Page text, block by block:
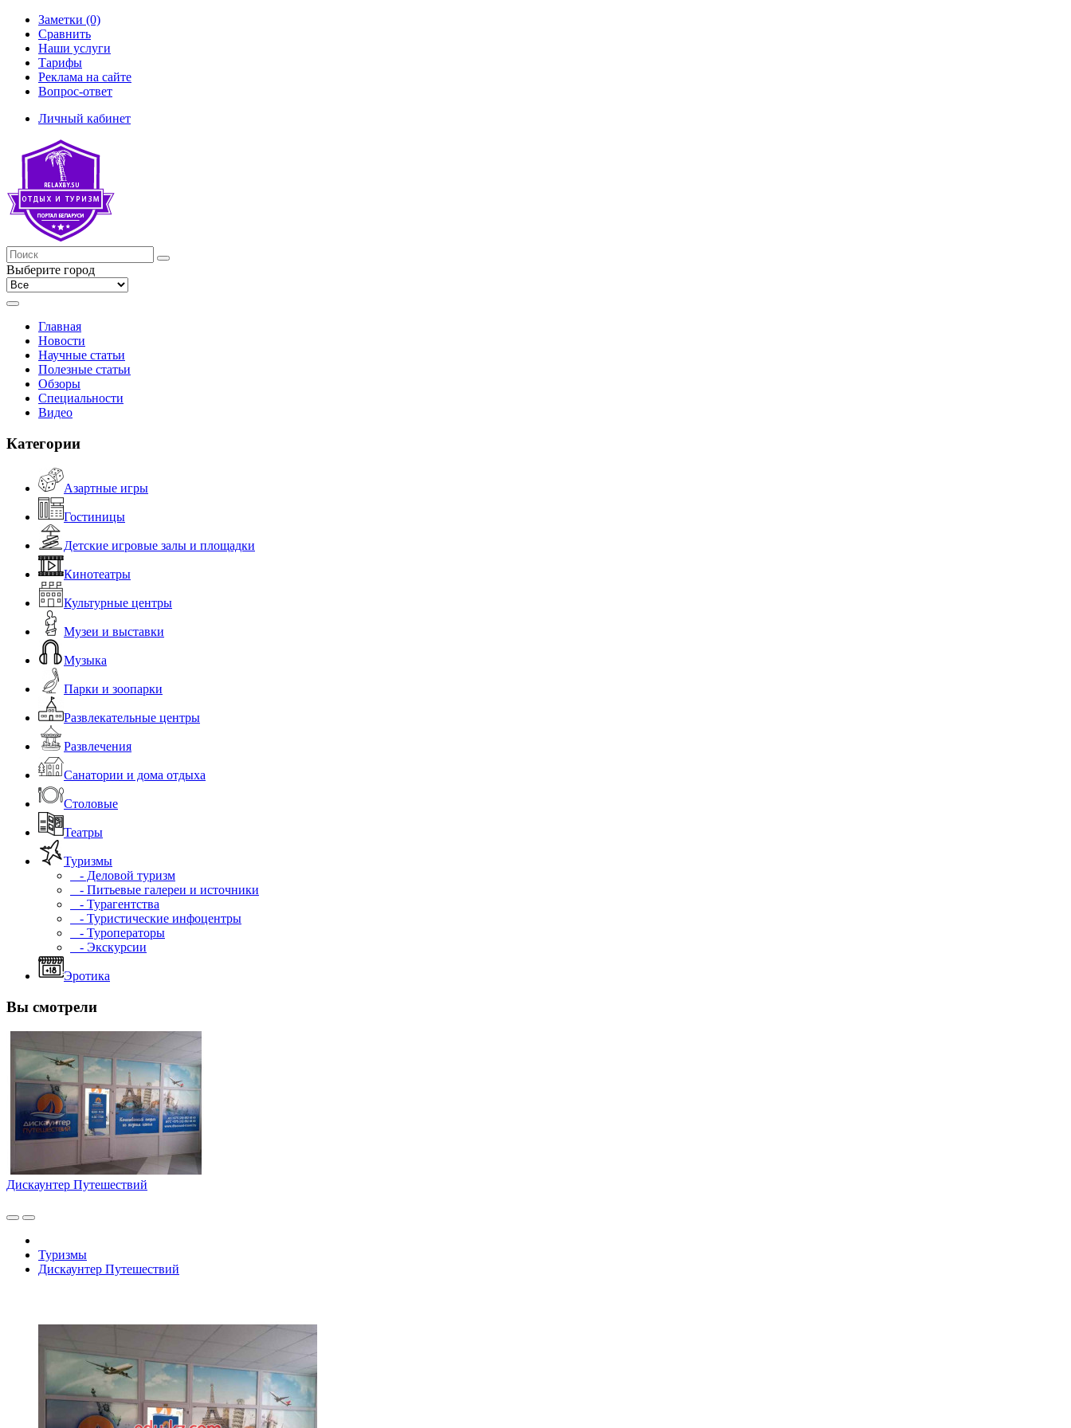
Заметки (0)
Сравнить
Наши услуги
Тарифы
Реклама на сайте
Вопрос-ответ
Личный кабинет
Выберите город
Главная
Новости
Научные статьи
Полезные статьи
Обзоры
Специальности
Видео
Категории
Азартные игры
Гостиницы
Детские игровые залы и площадки
Кинотеатры
Культурные центры
Музеи и выставки
Музыка
Парки и зоопарки
Развлекательные центры
Развлечения
Санатории и дома отдыха
Столовые
Театры
Туризмы
- Деловой туризм
- Питьевые галереи и источники
- Турагентства
- Туристические инфоцентры
- Туроператоры
- Экскурсии
Эротика
Вы смотрели
Дискаунтер Путешествий
Туризмы
Дискаунтер Путешествий